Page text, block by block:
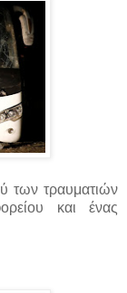
των τραυματιών
και ένας